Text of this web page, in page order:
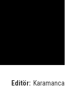
Editör: Karamanca